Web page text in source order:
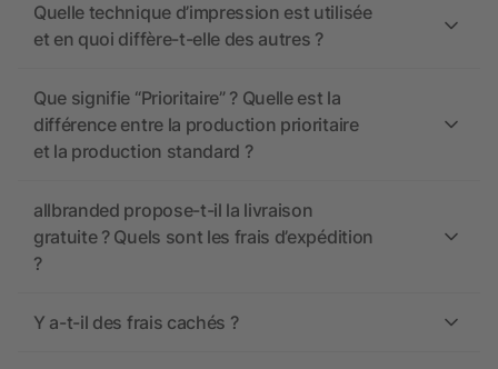
Quelle technique d’impression est utilisée
et en quoi diffère-t-elle des autres ?
Que signifie “Prioritaire” ? Quelle est la
différence entre la production prioritaire
et la production standard ?
allbranded propose-t-il la livraison
gratuite ? Quels sont les frais d’expédition
?
Y a-t-il des frais cachés ?